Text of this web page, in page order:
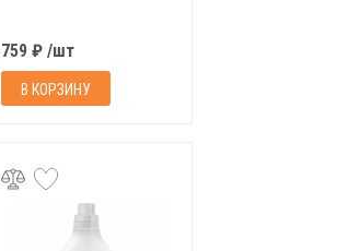
759 ₽ /шт
В КОРЗИНУ